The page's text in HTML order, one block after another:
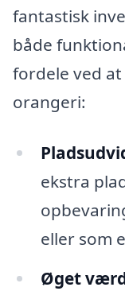
fantastisk
både
fordele ved
orangeri:
ekstra
eller som
Øget